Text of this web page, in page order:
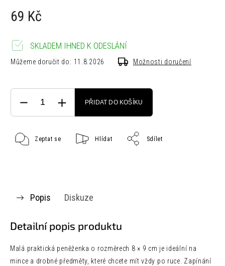
69 Kč
SKLADEM IHNED K ODESLÁNÍ
Můžeme doručit do: 11.8.2026 Možnosti doručení
PŘIDAT DO KOŠÍKU
Zeptat se Hlídat Sdílet
Popis Diskuze
Detailní popis produktu
Malá praktická peněženka o rozměrech 8 × 9 cm je ideální na
mince a drobné předměty, které chcete mít vždy po ruce. Zapínání